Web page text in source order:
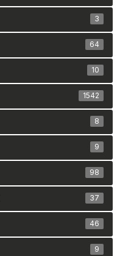
3
64
10
1542
8
9
98
37
46
9